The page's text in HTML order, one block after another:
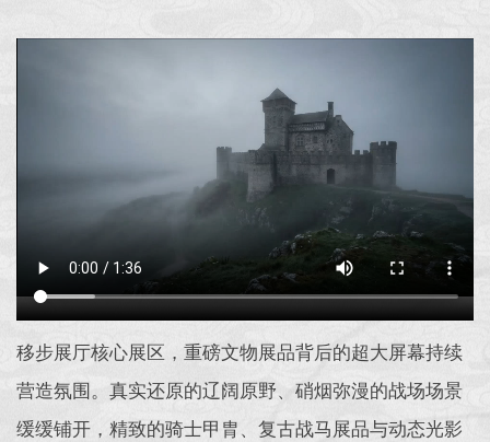
移步展厅核心展区，重磅文物展品背后的超大屏幕持续
营造氛围。真实还原的辽阔原野、硝烟弥漫的战场场景
缓缓铺开，精致的骑士甲胄、复古战马展品与动态光影